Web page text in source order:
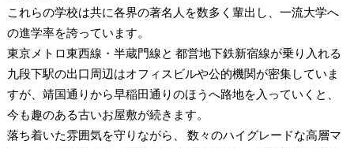
これらの学校は共に各界の著名人を数多く輩出し、一流大学へ
の進学率を誇っています。
東京メトロ東西線・半蔵門線と 都営地下鉄新宿線が乗り入れる
九段下駅の出口周辺はオフィスビルや公的機関が密集していま
すが、靖国通りから早稲田通りのほうへ路地を入っていくと、
今も趣のある古いお屋敷が続きます。
落ち着いた雰囲気を守りながら、 数々のハイグレードな高層マ